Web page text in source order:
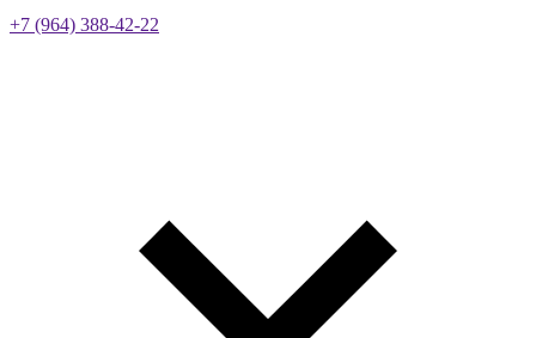
+7 (964) 388-42-22